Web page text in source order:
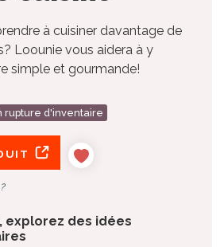
à cuisiner davantage de
Loounie vous aidera à y
simple et gourmande!
rupture d'inventaire
explorez des idées